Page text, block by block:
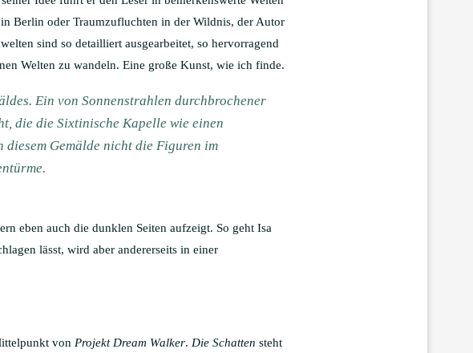
Berlin oder Traumzufluchten in der Wildnis, der Autor
sind so detailliert ausgearbeitet, so hervorragend
Welten zu wandeln. Eine große Kunst, wie ich finde.
Ein von Sonnenstrahlen durchbrochener
die die Sixtinische Kapelle wie einen
Gemälde nicht die Figuren im
eben auch die dunklen Seiten aufzeigt. So geht Isa
lässt, wird aber andererseits in einer
von Projekt Dream Walker. Die Schatten steht